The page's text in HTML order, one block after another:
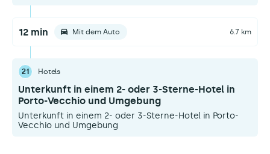
12 min Mit dem Auto 6.7 km
21 Hotels
Unterkunft in einem 2- oder 3-Sterne-Hotel in
Porto-Vecchio und Umgebung
Unterkunft in einem 2- oder 3-Sterne-Hotel in Porto-
Vecchio und Umgebung